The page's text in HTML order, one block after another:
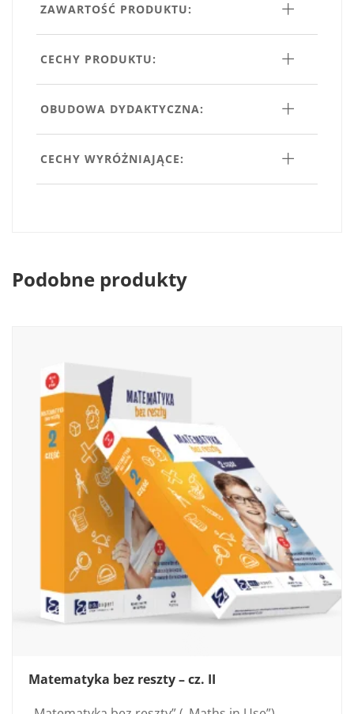
ZAWARTOŚĆ PRODUKTU:
CECHY PRODUKTU:
OBUDOWA DYDAKTYCZNA:
CECHY WYRÓŻNIAJĄCE:
Podobne produkty
Matematyka bez reszty – cz. II